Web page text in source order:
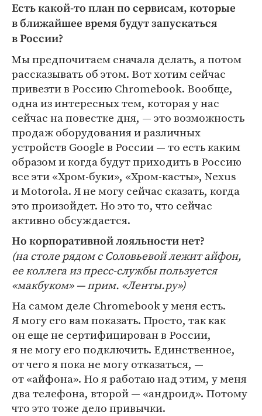
Есть какой-то план по сервисам, которые
в ближайшее время будут запускаться
в России?
Мы предпочитаем сначала делать, а потом
рассказывать об этом. Вот хотим сейчас
привезти в Россию Chromebook. Вообще,
одна из интересных тем, которая у нас
сейчас на повестке дня, — это возможность
продаж оборудования и различных
устройств Google в России — то есть каким
образом и когда будут приходить в Россию
все эти «Хром-буки», «Хром-касты», Nexus
и Motorola. Я не могу сейчас сказать, когда
это произойдет. Но это то, что сейчас
активно обсуждается.
Но корпоративной лояльности нет?
(на столе рядом с Соловьевой лежит айфон,
ее коллега из пресс-службы пользуется
«макбуком» — прим. «Ленты.ру»)
На самом деле Chromebook у меня есть.
Я могу его вам показать. Просто, так как
он еще не сертифицирован в России,
я не могу его подключить. Единственное,
от чего я пока не могу отказаться, —
от «айфона». Но я работаю над этим, у меня
два телефона, второй — «андроид». Потому
что это тоже дело привычки.